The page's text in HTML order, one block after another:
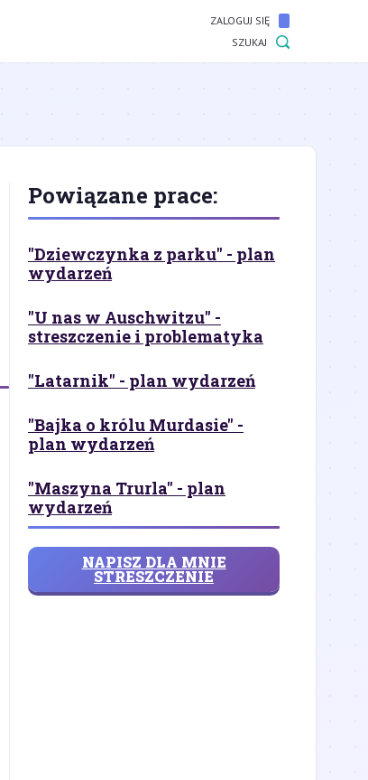
ZALOGUJ SIĘ
SZUKAJ
Powiązane prace:
"Dziewczynka z parku" - plan
wydarzeń
"U nas w Auschwitzu" -
streszczenie i problematyka
"Latarnik" - plan wydarzeń
"Bajka o królu Murdasie" -
plan wydarzeń
"Maszyna Trurla" - plan
wydarzeń
NAPISZ DLA MNIE
STRESZCZENIE